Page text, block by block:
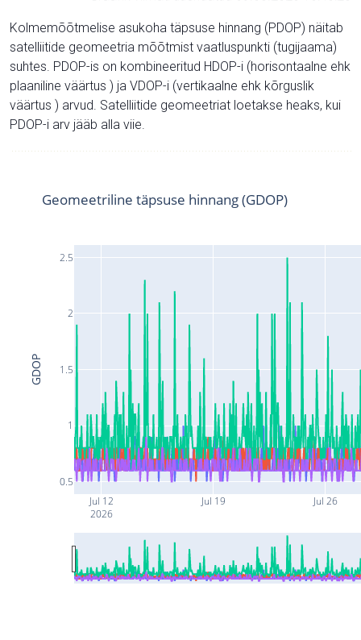
Kolmemõõtmelise asukoha täpsuse hinnang (PDOP) näitab
satelliitide geomeetria mõõtmist vaatluspunkti (tugijaama)
suhtes. PDOP-is on kombineeritud HDOP-i (horisontaalne ehk
plaaniline väärtus ) ja VDOP-i (vertikaalne ehk kõrguslik
väärtus ) arvud. Satelliitide geomeetriat loetakse heaks, kui
PDOP-i arv jääb alla viie.
Jul 12
2026
Jul 19 Jul 26
0.5
1
1.5
2
2.5
Geomeetriline täpsuse hinnang (GDOP)
GDOP